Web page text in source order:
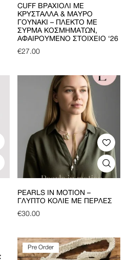
CUFF ΒΡΑΧΙΌΛΙ ΜΕ
ΚΡΎΣΤΑΛΛΑ & ΜΑΎΡΟ
ΓΟΥΝΆΚΙ – ΠΛΕΚΤΌ ΜΕ
ΣΎΡΜΑ ΚΟΣΜΗΜΆΤΩΝ,
ΑΦΑΙΡΟΎΜΕΝΟ ΣΤΟΙΧΕΊΟ ‘26
€27.00
PEARLS IN MOTION –
ΓΛΥΠΤΌ ΚΟΛΙΈ ΜΕ ΠΈΡΛΕΣ
€30.00
Pre Order